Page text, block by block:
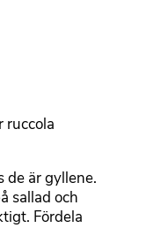
ruccola
de är gyllene.
sallad och
Fördela